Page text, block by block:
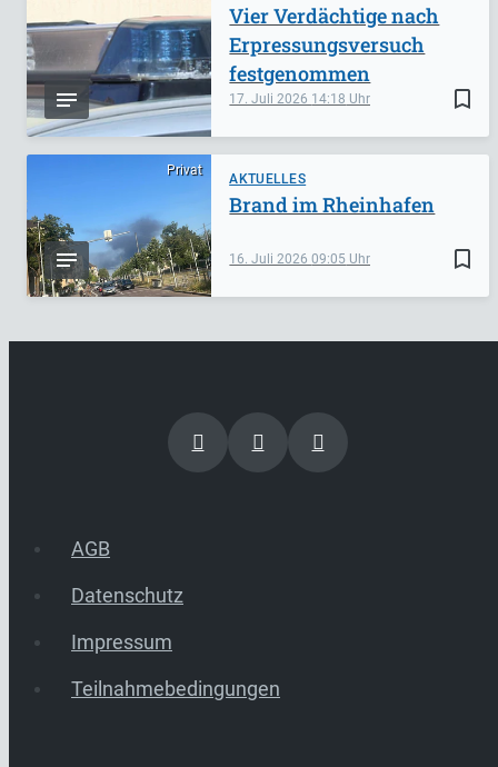
bookmark_border
17. Juli 2026 14:18
Vier Verdächtige nach
Erpressungsversuch
festgenommen
Privat
AKTUELLES
bookmark_border
16. Juli 202609:05
Brand im Rheinhafen
AGB
Datenschutz
Impressum
Teilnahmebedingungen